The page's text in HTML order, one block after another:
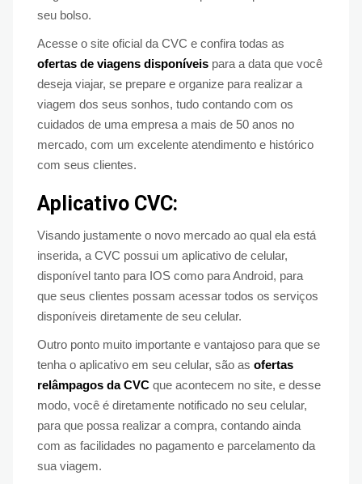
seu bolso.
Acesse o site oficial da CVC e confira todas as
ofertas de viagens disponíveis para a data que você
deseja viajar, se prepare e organize para realizar a
viagem dos seus sonhos, tudo contando com os
cuidados de uma empresa a mais de 50 anos no
mercado, com um excelente atendimento e histórico
com seus clientes.
Aplicativo CVC:
Visando justamente o novo mercado ao qual ela está
inserida, a CVC possui um aplicativo de celular,
disponível tanto para IOS como para Android, para
que seus clientes possam acessar todos os serviços
disponíveis diretamente de seu celular.
Outro ponto muito importante e vantajoso para que se
tenha o aplicativo em seu celular, são as ofertas
relâmpagos da CVC que acontecem no site, e desse
modo, você é diretamente notificado no seu celular,
para que possa realizar a compra, contando ainda
com as facilidades no pagamento e parcelamento da
sua viagem.